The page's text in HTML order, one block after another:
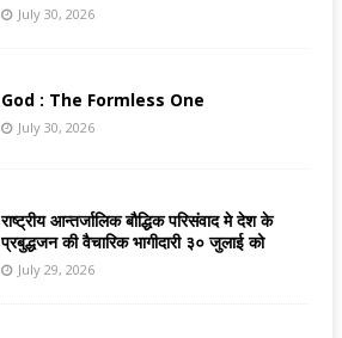
July 30, 2026
God : The Formless One
July 30, 2026
राष्ट्रीय आन्तर्जालिक बौद्धिक परिसंवाद मे देश के
प्रबुद्धजन की वैचारिक भागीदारी ३० जुलाई को
July 29, 2026